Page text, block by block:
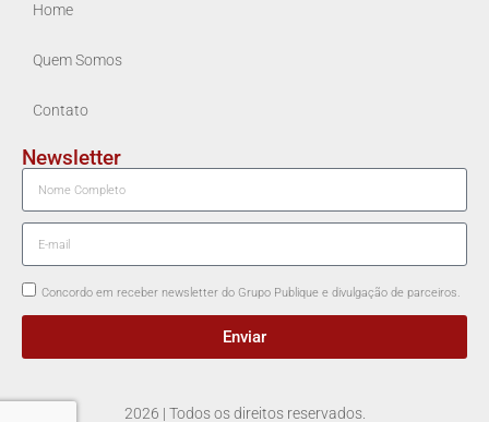
Home
Quem Somos
Contato
Newsletter
Concordo em receber newsletter do Grupo Publique e divulgação de parceiros.
Enviar
2026 | Todos os direitos reservados.